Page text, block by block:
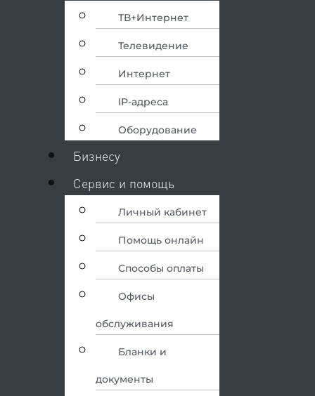
ТВ+Интернет
Телевидение
Интернет
IP-адреса
Оборудование
Бизнесу
Сервис и помощь
Личный кабинет
Помощь онлайн
Способы оплаты
Офисы
обслуживания
Бланки и
документы